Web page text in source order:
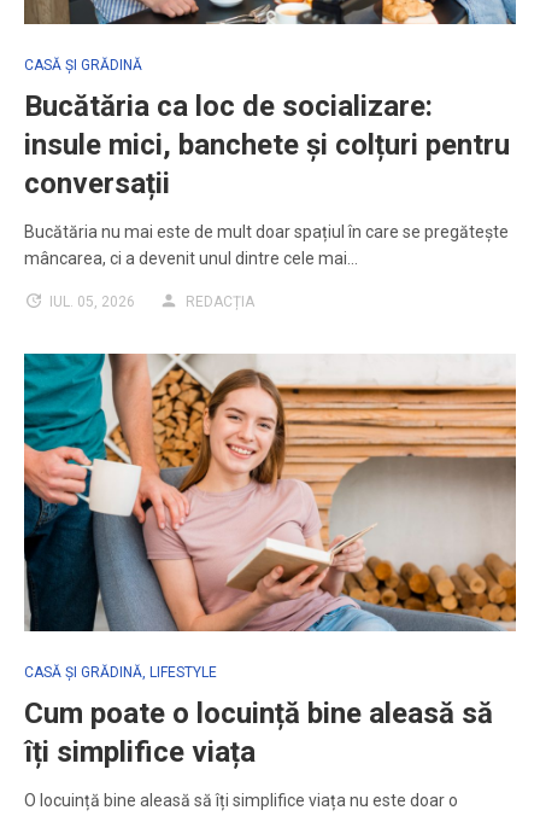
CASĂ ȘI GRĂDINĂ
Bucătăria ca loc de socializare:
insule mici, banchete și colțuri pentru
conversații
Bucătăria nu mai este de mult doar spațiul în care se pregătește
mâncarea, ci a devenit unul dintre cele mai…
IUL. 05, 2026 REDACȚIA
CASĂ ȘI GRĂDINĂ, LIFESTYLE
Cum poate o locuință bine aleasă să
îți simplifice viața
O locuință bine aleasă să îți simplifice viața nu este doar o